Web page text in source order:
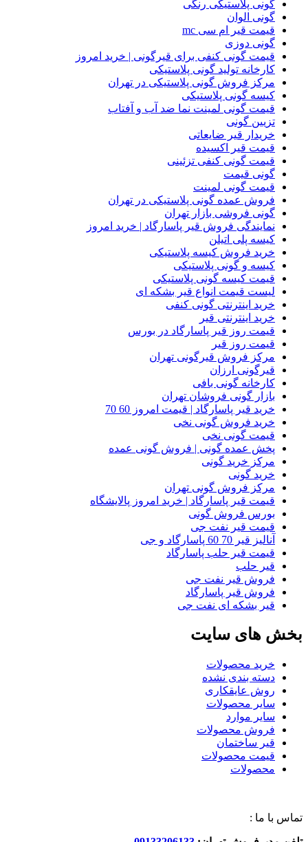
گونی پلاستیکی رنگی
گونی الوان
قیمت قیر ام سی mc
گونی دوزی
قیمت گونی کنفی برای قیرگونی | خرید امروز
کارخانه تولید گونی پلاستیکی
مرکز فروش گونی پلاستیکی در تهران
کیسه گونی پلاستیکی
قیمت گونی لمینت نما ضد آب و آفتاب
تزیین گونی
خریدار قیر ضایعاتی
قیمت قیر اکسیده
قیمت گونی کنفی تزئینی
گونی قیمت
قیمت گونی لمینت
فروش عمده گونی پلاستیکی در تهران
گونی فروشی بازار تهران
نمایندگی فروش قیر پاسارگاد | خرید امروز
کیسه پلی اتیلن
خرید فروش کیسه پلاستیکی
کیسه و گونی پلاستیکی
قیمت کیسه گونی پلاستیکی
لیست قیمت انواع قیر بشکه ای
خرید اینترنتی گونی کنفی
خرید اینترنتی قیر
قیمت روز قیر پاسارگاد در بورس
قیمت روز قیر
مرکز فروش قیرگونی تهران
قیرگونی ارزان
کارخانه گونی بافی
بازار گونی فروشان تهران
خرید قیر پاسارگاد | قیمت امروز 60 70
خرید فروش گونی نخی
قیمت گونی نخی
پخش عمده گونی | فروش گونی عمده
مرکز خرید گونی
خرید گونی
مرکز فروش گونی تهران
قیمت قیر پاسارگاد | خرید امروز پالایشگاه
بورس فروش گونی
قیمت قیر نفت جی
آنالیز قیر 70 60 پاسارگاد و جی
قیمت قیر حلب پاسارگاد
قیر حلب
فروش قیر نفت جی
فروش قیر پاسارگاد
قیر بشکه ای نفت جی
بخش های سایت
خرید محصولات
دسته بندی نشده
روش عایقکاری
سایر محصولات
سایر موارد
فروش محصولات
قیر ساختمان
قیمت محصولات
محصولات
تماس با ما :